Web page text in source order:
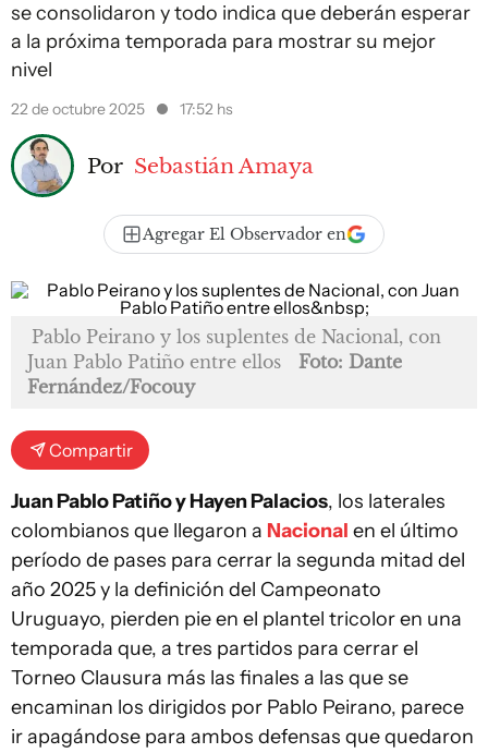
se consolidaron y todo indica que deberán esperar
a la próxima temporada para mostrar su mejor
nivel
22 de octubre 2025 17:52 hs
Por Sebastián Amaya
Agregar El Observador en
Pablo Peirano y los suplentes de Nacional, con
Juan Pablo Patiño entre ellos
Foto: Dante
Fernández/Focouy
Compartir
Juan Pablo Patiño y Hayen Palacios, los laterales
colombianos que llegaron a Nacional en el último
período de pases para cerrar la segunda mitad del
año 2025 y la definición del Campeonato
Uruguayo, pierden pie en el plantel tricolor en una
temporada que, a tres partidos para cerrar el
Torneo Clausura más las finales a las que se
encaminan los dirigidos por Pablo Peirano, parece
ir apagándose para ambos defensas que quedaron